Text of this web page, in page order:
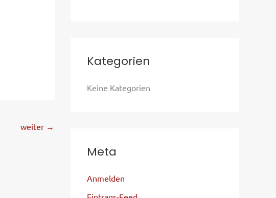
weiter →
Kategorien
Keine Kategorien
Meta
Anmelden